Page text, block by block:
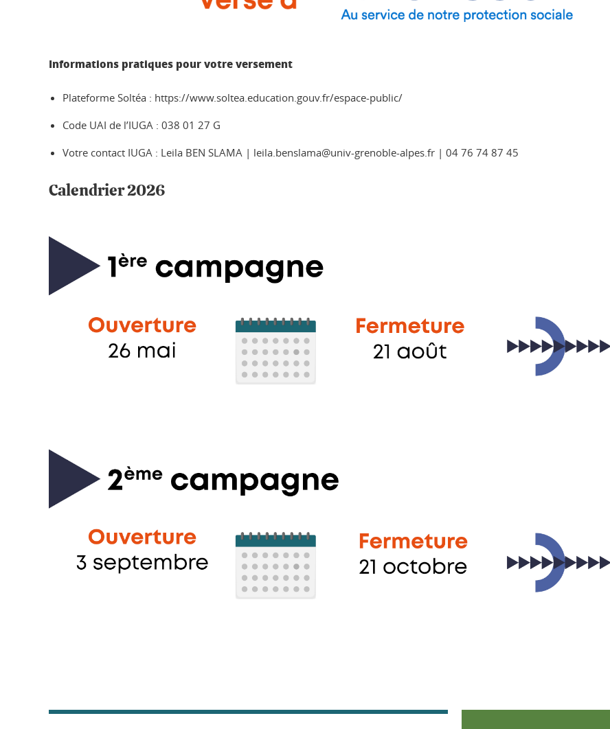
Informations pratiques pour votre versement
Plateforme Soltéa : https://www.soltea.education.gouv.fr/espace-public/
Code UAI de l’IUGA : 038 01 27 G
Votre contact IUGA : Leila BEN SLAMA | leila.benslama@univ-grenoble-alpes.fr | 04 76 74 87 45
Calendrier 2026